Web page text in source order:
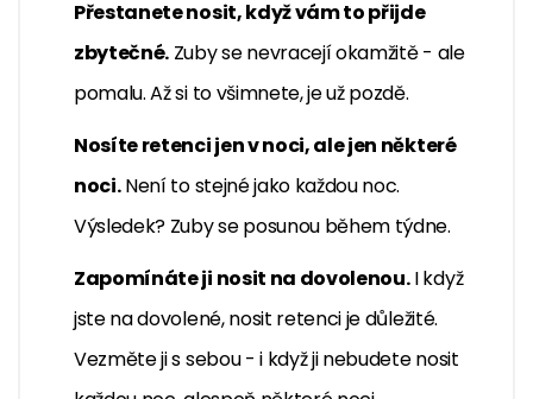
Přestanete nosit, když vám to přijde
zbytečné. Zuby se nevracejí okamžitě - ale
pomalu. Až si to všimnete, je už pozdě.
Nosíte retenci jen v noci, ale jen některé
noci.Není to stejné jako každou noc.
Výsledek? Zuby se posunou během týdne.
Zapomínáte ji nosit na dovolenou.I když
jste na dovolené, nosit retenci je důležité.
Vezměte ji s sebou - i když ji nebudete nosit